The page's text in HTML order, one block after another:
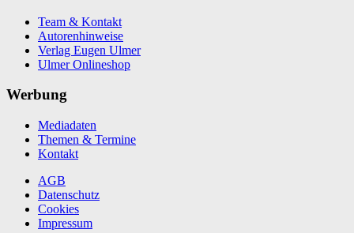
Team & Kontakt
Autorenhinweise
Verlag Eugen Ulmer
Ulmer Onlineshop
Werbung
Mediadaten
Themen & Termine
Kontakt
AGB
Datenschutz
Cookies
Impressum